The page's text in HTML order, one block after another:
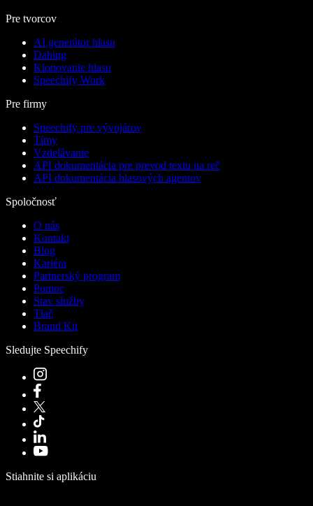
Pre tvorcov
AI generátor hlasu
Dabing
Klonovanie hlasu
Speechify Work
Pre firmy
Speechify pre vývojárov
Tímy
Vzdelávanie
API dokumentácia pre prevod textu na reč
API dokumentácia hlasových agentov
Spoločnosť
O nás
Kontakt
Blog
Kariéra
Partnerský program
Pomoc
Stav služby
Tlač
Brand Kit
Sledujte Speechify
Stiahnite si aplikáciu